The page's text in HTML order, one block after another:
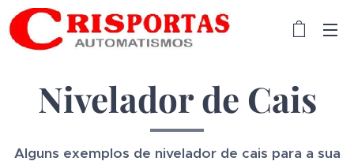
Nivelador de Cais
Alguns exemplos de nivelador de cais para a sua